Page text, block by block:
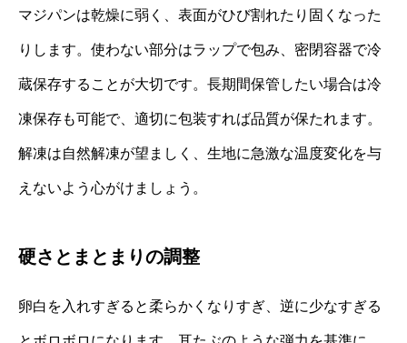
マジパンは乾燥に弱く、表面がひび割れたり固くなった
りします。使わない部分はラップで包み、密閉容器で冷
蔵保存することが大切です。長期間保管したい場合は冷
凍保存も可能で、適切に包装すれば品質が保たれます。
解凍は自然解凍が望ましく、生地に急激な温度変化を与
えないよう心がけましょう。
硬さとまとまりの調整
卵白を入れすぎると柔らかくなりすぎ、逆に少なすぎる